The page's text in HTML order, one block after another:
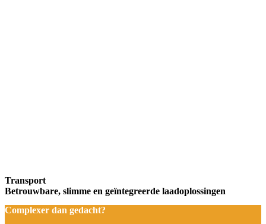
Transport
Betrouwbare, slimme en geïntegreerde laadoplossingen
Complexer dan gedacht?